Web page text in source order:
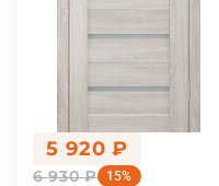
5 920 ₽
6 930 ₽ 15%